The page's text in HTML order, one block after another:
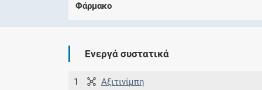
Φάρμακο
Ενεργά συστατικά
1 Αξιτινίμπη